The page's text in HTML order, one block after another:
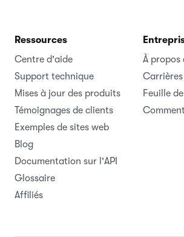
Ressources
Centre d'aide
Support technique
Mises à jour des produits
Témoignages de clients
Exemples de sites web
Blog
Documentation sur l'API
Glossaire
Affiliés
À propos
Carrières
Feuille